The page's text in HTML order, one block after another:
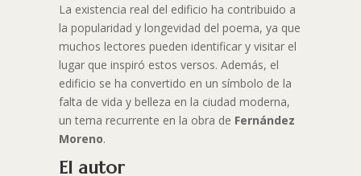
La existencia real del edificio ha contribuido a
la popularidad y longevidad del poema, ya que
muchos lectores pueden identificar y visitar el
lugar que inspiró estos versos. Además, el
edificio se ha convertido en un símbolo de la
falta de vida y belleza en la ciudad moderna,
un tema recurrente en la obra de Fernández
Moreno.
El autor